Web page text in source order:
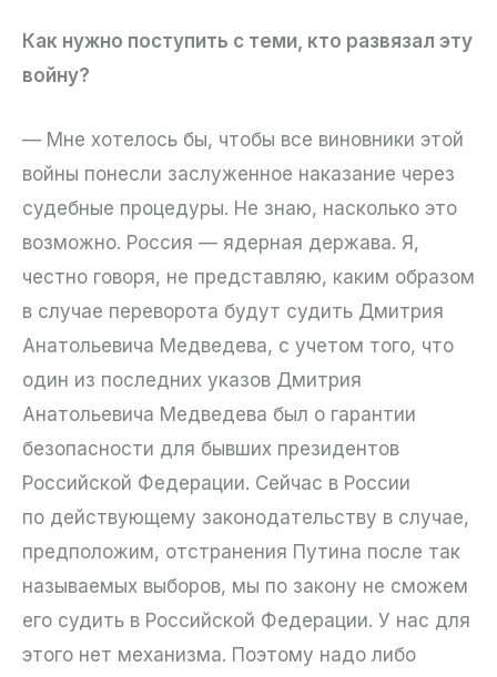
Как нужно поступить с теми, кто развязал эту
войну?
— Мне хотелось бы, чтобы все виновники этой
войны понесли заслуженное наказание через
судебные процедуры. Не знаю, насколько это
возможно. Россия — ядерная держава. Я,
честно говоря, не представляю, каким образом
в случае переворота будут судить Дмитрия
Анатольевича Медведева, с учетом того, что
один из последних указов Дмитрия
Анатольевича Медведева был о гарантии
безопасности для бывших президентов
Российской Федерации. Сейчас в России
по действующему законодательству в случае,
предположим, отстранения Путина после так
называемых выборов, мы по закону не сможем
его судить в Российской Федерации. У нас для
этого нет механизма. Поэтому надо либо